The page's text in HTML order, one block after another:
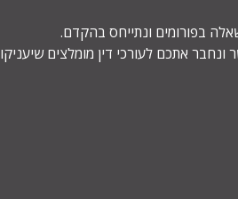
בפורומים ונתייחס בהקדם.
ונחבר אתכם לעורכי דין מומלצים שיעניקו